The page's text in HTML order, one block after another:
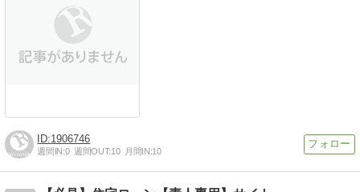
1906746
週間IN:0 週間OUT:10 月間IN:10